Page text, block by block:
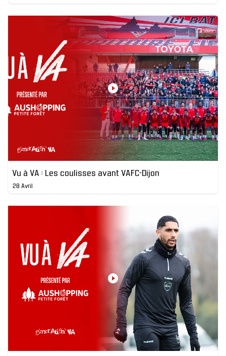
Vu à VA : Les coulisses avant VAFC-Dijon
28 Avril